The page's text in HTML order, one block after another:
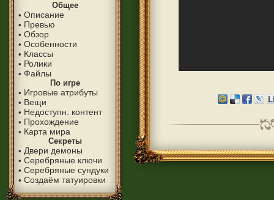
Общее
• Описание
• Превью
• Обзор
• Особенности
• Классы
• Ролики
• Файлы
По игре
• Игровые атрибуты
• Вещи
• Недоступн. контент
• Прохождение
• Карта мира
Секреты
• Двери демоны
• Серебряные ключи
• Серебряные сундуки
• Создаём татуировки